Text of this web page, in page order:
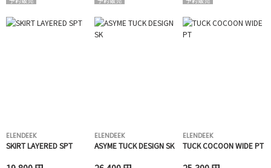
ELENDEEK
SKIRT LAYERED SPT
ELENDEEK
ASYME TUCK DESIGN SK
ELENDEEK
TUCK COCOON WIDE PT